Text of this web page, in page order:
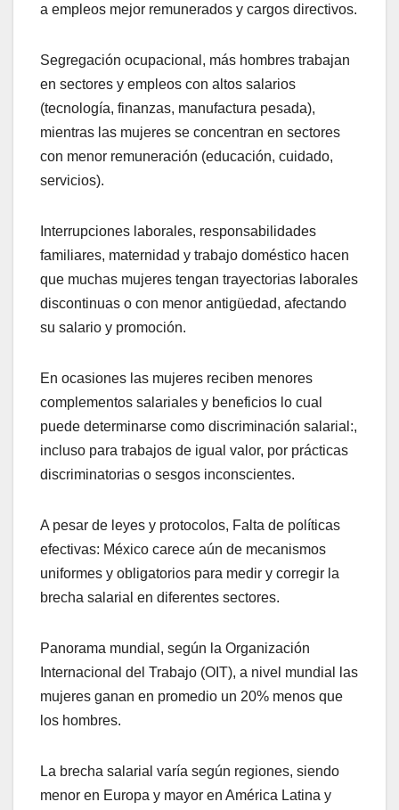
a empleos mejor remunerados y cargos directivos.
Segregación ocupacional, más hombres trabajan
en sectores y empleos con altos salarios
(tecnología, finanzas, manufactura pesada),
mientras las mujeres se concentran en sectores
con menor remuneración (educación, cuidado,
servicios).
Interrupciones laborales, responsabilidades
familiares, maternidad y trabajo doméstico hacen
que muchas mujeres tengan trayectorias laborales
discontinuas o con menor antigüedad, afectando
su salario y promoción.
En ocasiones las mujeres reciben menores
complementos salariales y beneficios lo cual
puede determinarse como discriminación salarial:,
incluso para trabajos de igual valor, por prácticas
discriminatorias o sesgos inconscientes.
A pesar de leyes y protocolos, Falta de políticas
efectivas: México carece aún de mecanismos
uniformes y obligatorios para medir y corregir la
brecha salarial en diferentes sectores.
Panorama mundial, según la Organización
Internacional del Trabajo (OIT), a nivel mundial las
mujeres ganan en promedio un 20% menos que
los hombres.
La brecha salarial varía según regiones, siendo
menor en Europa y mayor en América Latina y